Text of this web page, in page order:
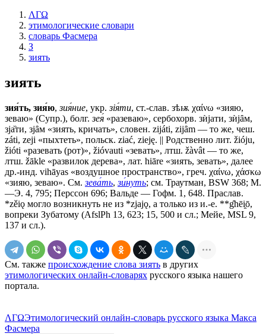
ΛΓΩ
этимологические словари
словарь Фасмера
З
зиять
зиять
зия́ть, зия́ю,зия́ние, укр.зiя́ти, ст.-слав. зѣѭ χαίνω «зияю,
зеваю» (Супр.), болг.зея́ «разеваю», сербохорв. зѝjати, зѝjȃм,
зjа̏ти, зjȃм «зиять, кричать», словен. zijáti, zijȃm — то же, чеш.
záti, zeji «пыхтеть», польск. ziać, zieję. || Родственно лит. žióju,
žióti «разевать (рот)», žióvauti «зевать», лтш. žàvât — то же,
лтш. žāklе «развилок дерева», лат. hiārе «зиять, зевать», далее
др.-инд. vihāyas «воздушное пространство», греч. χαίνω, χάσκω
«зияю, зеваю». См.зева́ть,зи́нуть; см. Траутман, ВSW 368; М.
—Э. 4, 795; Перссон 696; Вальде — Гофм. 1, 648. Праслав.
*zěiǫ могло возникнуть не из *zjajǫ, а только из и.-е. **g̑hēi̯ō,
вопреки Зубатому (AfslPh 13, 623; 15, 500 и сл.; Мейе, МSL 9,
137 и сл.).
См. также происхождение слова зиять в других
этимологических онлайн-словарях русского языка нашего
портала.
ΛΓΩЭтимологический онлайн-словарь русского языка Макса
Фасмера